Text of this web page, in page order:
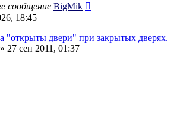
сообщение BigMik
18:45
"открыты двери" при закрытых дверях.
» 27 сен 2011, 01:37